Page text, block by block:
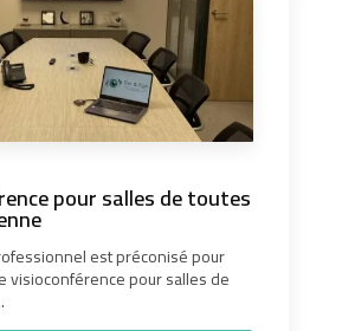
pour salles de toutes
est préconisé pour
visioconférence pour salles de